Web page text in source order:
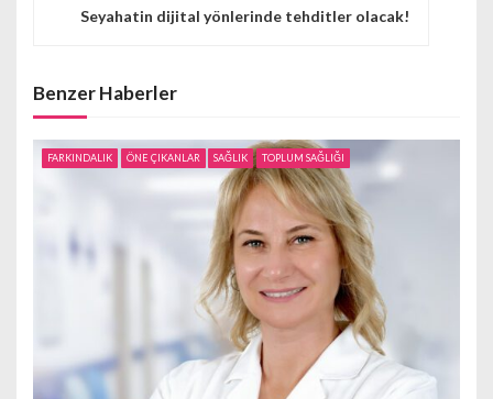
z
i
n
Seyahatin dijital yönlerinde tehditler olacak!
Benzer Haberler
FARKINDALIK ÖNE ÇIKANLAR SAĞLIK TOPLUM SAĞLIĞI